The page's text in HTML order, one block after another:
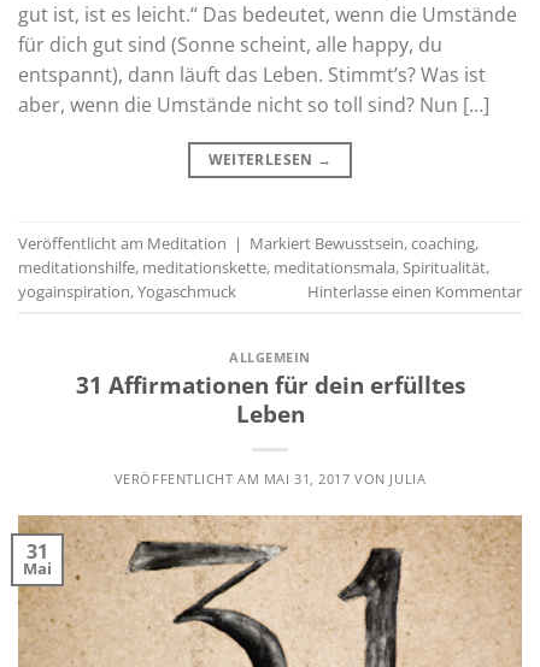
gut ist, ist es leicht.“ Das bedeutet, wenn die Umstände
für dich gut sind (Sonne scheint, alle happy, du
entspannt), dann läuft das Leben. Stimmt’s? Was ist
aber, wenn die Umstände nicht so toll sind? Nun […]
WEITERLESEN →
Veröffentlicht am Meditation | Markiert Bewusstsein,coaching,
meditationshilfe, meditationskette, meditationsmala,Spiritualität,
yogainspiration,Yogaschmuck Hinterlasse einen Kommentar
ALLGEMEIN
31 Affirmationen für dein erfülltes
Leben
VERÖFFENTLICHT AM MAI 31, 2017 VON JULIA
31
Mai